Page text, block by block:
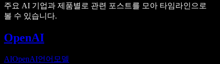
주요 AI 기업과 제품별로 관련 포스트를 모아 타임라인으로
볼 수 있습니다.
OpenAI
AIOpenAI언어모델